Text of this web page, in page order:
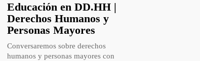
Educación en DD.HH |
Derechos Humanos y
Personas Mayores
Conversaremos sobre derechos
humanos y personas mayores con